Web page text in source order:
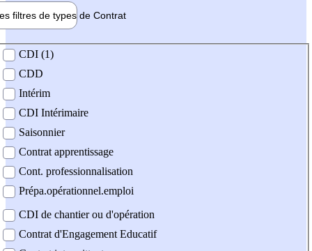
filtres de types de Contrat
contrat
CDI (1)
CDD
Intérim
CDI Intérimaire
Saisonnier
Contrat apprentissage
Cont. professionnalisation
Prépa.opérationnel.emploi
CDI de chantier ou d'opération
Contrat d'Engagement Educatif